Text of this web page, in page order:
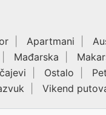
Apartmani
Mađarska
Ostalo
Vikend